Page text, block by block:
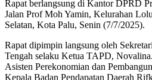
Rapat berlangsung di Kantor DPRD
Jalan Prof Moh Yamin, Kelurahan
Selatan, Kota Palu, Senin (7/7/2025).
Rapat dipimpin langsung oleh
Tengah selaku Ketua TAPD,
Asisten Perekonomian dan
Kepala Badan Pendapatan Daerah